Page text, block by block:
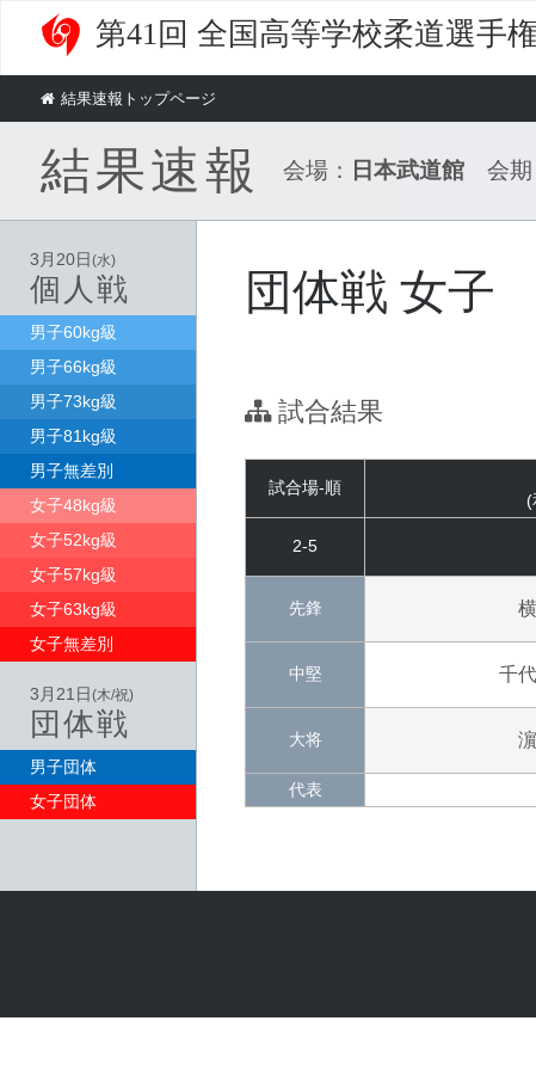
第41回 全国高等学校柔道選手
結果速報トップページ
結果速報 会場： 日本武道館会期
3月20日(水)
個人戦
男子60kg級
男子66kg級
男子73kg級
男子81kg級
男子無差別
女子48kg級
女子52kg級
女子57kg級
女子63kg級
女子無差別
3月21日(木/祝)
団体戦
男子団体
女子団体
団体戦 女子
試合結果
試合場-順
(
2-5
先鋒
中堅 千
大将
代表